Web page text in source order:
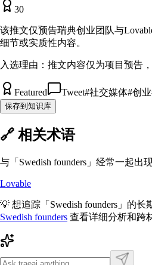
30
该推文仅预告瑞典创业团队与
细节或实质性内容。
入选理由： 推文内容仅为项目预告
Featured Tweet#社交媒体#创业
保存到知识库
🔗 相关术语
与「 Swedish founders 」经常一起出
Lovable
💡 想追踪「 Swedish founders 」的长
Swedish founders 查看详细分析和跨